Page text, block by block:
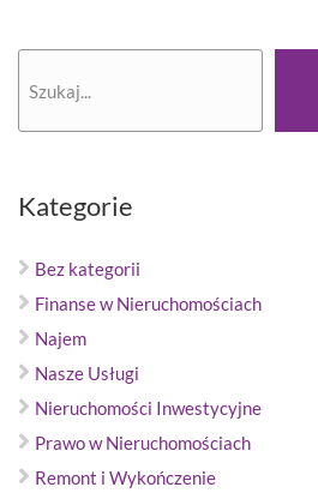
Kategorie
Bez kategorii
Finanse w Nieruchomościach
Najem
Nasze Usługi
Nieruchomości Inwestycyjne
Prawo w Nieruchomościach
Remont i Wykończenie